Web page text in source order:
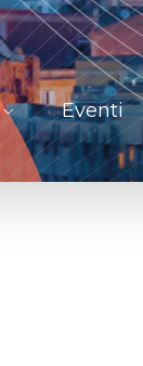
Eventi